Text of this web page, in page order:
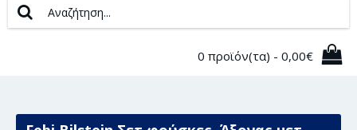
0 προϊόν(τα) - 0,00€